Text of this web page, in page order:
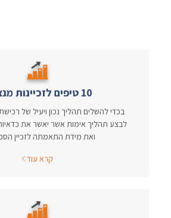
10 טיפים לזכיינות מנצחת
בכדי להשלים תהליך נכון ויעיל של רכישת
לבצע תהליך אימות אשר יאשר את
ואת מידת התאמתה לזכיין
קרא עוד